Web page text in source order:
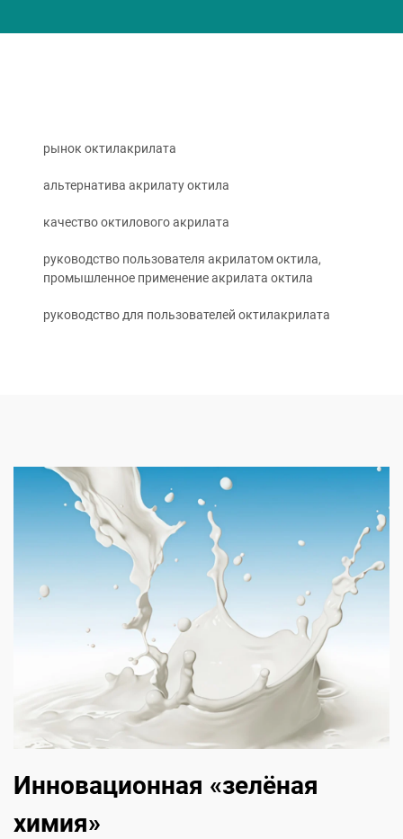
рынок октилакрилата
альтернатива акрилату октила
качество октилового акрилата
руководство пользователя акрилатом октила,
промышленное применение акрилата октила
руководство для пользователей октилакрилата
Инновационная «зелёная
химия»